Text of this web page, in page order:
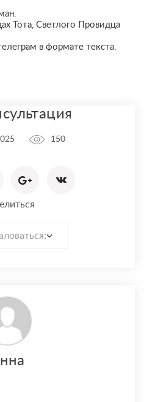
Тота, Светлого Провидца
в формате текста.
150